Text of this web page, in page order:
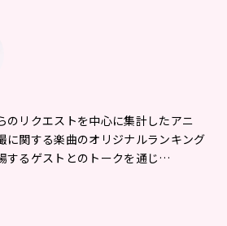
のリクエストを中心に集計したアニ
に関する楽曲のオリジナルランキング
するゲストとのトークを通じ…